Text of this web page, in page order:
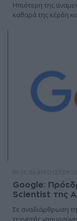
Hπιότερη της
καθαρά της κέρδη
09:51, 06 ΑΥΓΟΎΣΤΟΥ
Google:
Scientist της
Σε αναδιάρθρωση
τεχνητής